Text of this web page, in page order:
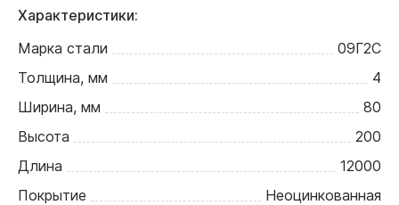
Характеристики:
Марка стали
09Г2С
Толщина, мм
4
Ширина, мм
80
Высота
200
Длина
12000
Покрытие
Неоцинкованная